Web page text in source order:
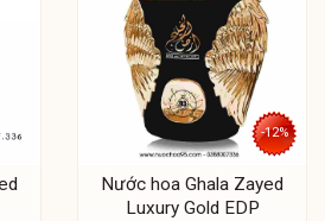
-12%
Nước hoa Ghala Zayed
Luxury Gold EDP